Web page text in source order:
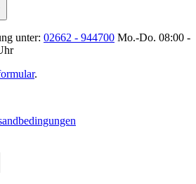
unter: 02662 - 944700 Mo.-Do. 08:00 -
.